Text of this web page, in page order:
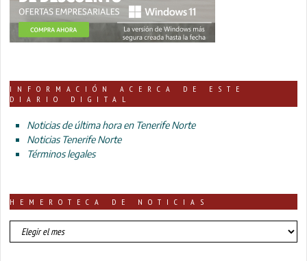
INFORMACIÓN ACERCA DE ESTE
DIARIO DIGITAL
Noticias de última hora en Tenerife Norte
Noticias Tenerife Norte
Términos legales
HEMEROTECA DE NOTICIAS
HEMEROTECA
DE